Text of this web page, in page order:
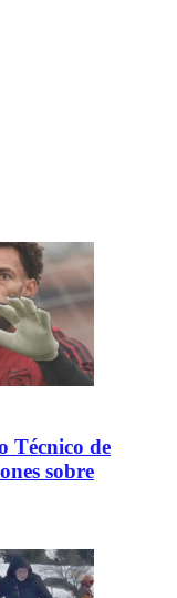
Técnico de
sobre